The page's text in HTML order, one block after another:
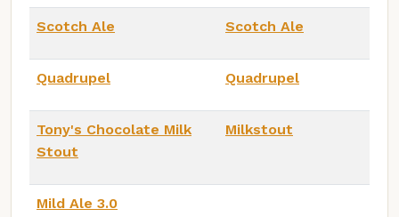
Scotch Ale Scotch Ale
Quadrupel Quadrupel
Tony's Chocolate Milk
Stout
Milkstout
Mild Ale 3.0